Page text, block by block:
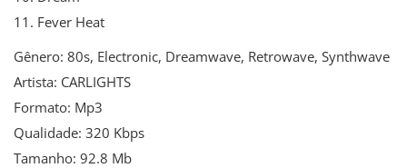
11. Fever Heat
Gênero: 80s, Electronic, Dreamwave, Retrowave, Synthwave
Artista: CARLIGHTS
Formato: Mp3
Qualidade: 320 Kbps
Tamanho: 92.8 Mb